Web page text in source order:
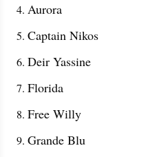
Aurora
Captain Nikos
Deir Yassine
Florida
Free Willy
Grande Blu